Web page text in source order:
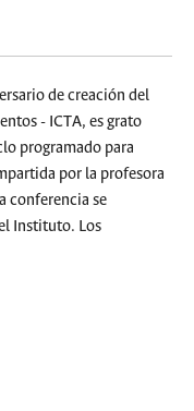
de creación del
- ICTA, es grato
programado para
por la profesora
conferencia se
Instituto. Los